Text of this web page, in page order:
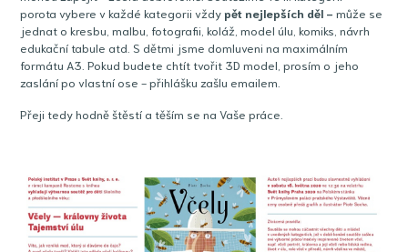
porota vybere v každé kategorii vždypět nejlepších děl - může se
jednat o kresbu, malbu, fotografii, koláž, model úlu, komiks, návrh
edukační tabule atd. S dětmi jsme domluveni na maximálním
formátu A3. Pokud budete chtít tvořit 3D model, prosím o jeho
zaslání po vlastní ose - přihlášku zašlu emailem.
Přeji tedy hodně štěstí a těším se na Vaše práce.